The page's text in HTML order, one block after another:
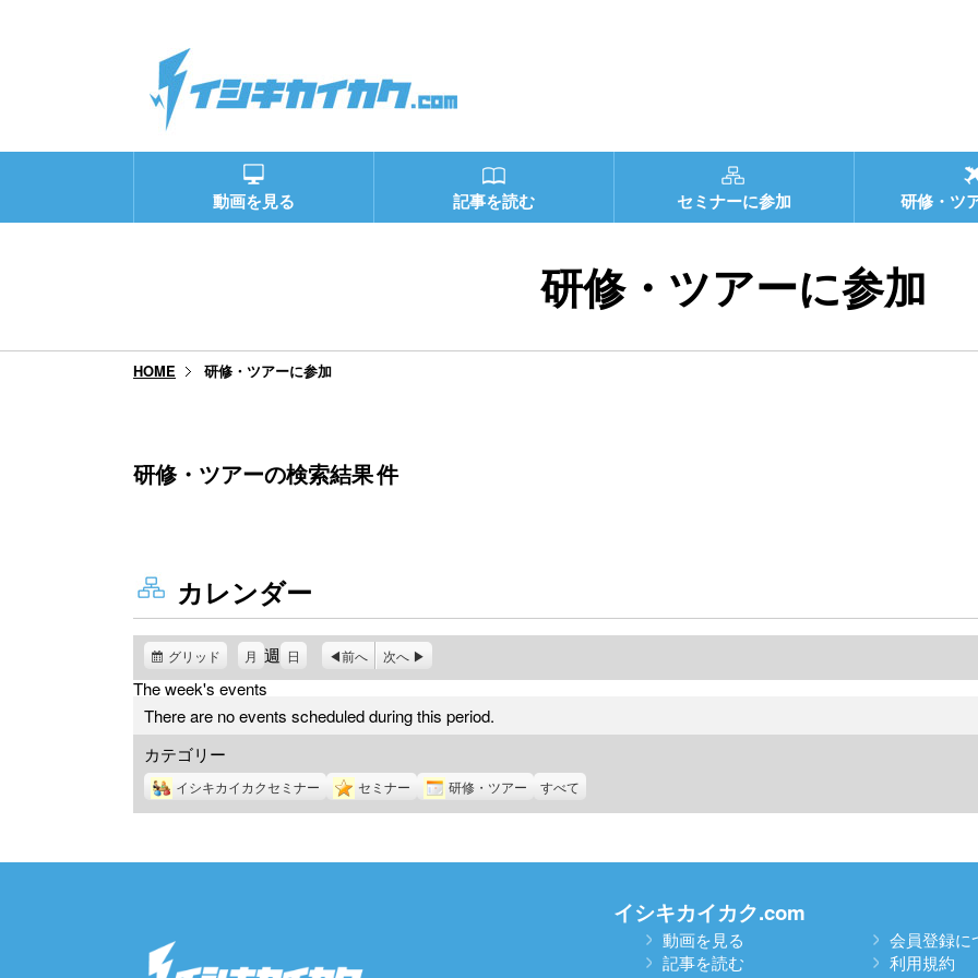
動画を見る 記事を読む セミナーに参加 研修・ツ
研修・ツアーに参加
HOME 研修・ツアーに参加
研修・ツアーの検索結果件
カレンダー
グリッド 月 週 日 前へ 次へ
The week's events
There are no events scheduled during this period.
カテゴリー
イシキカイカクセミナー セミナー 研修・ツアー すべて
イシキカイカク.com
動画を見る
記事を読む
会員登録に
利用規約